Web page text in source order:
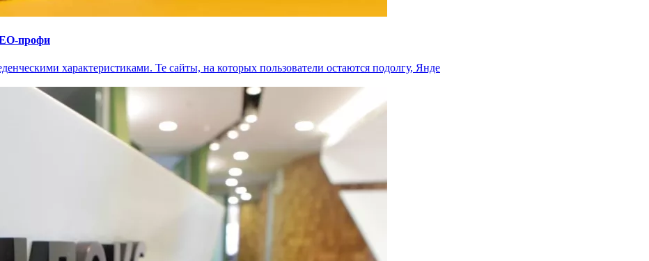
профи
характеристиками. Те сайты, на которых пользователи остаются подолгу, Янде